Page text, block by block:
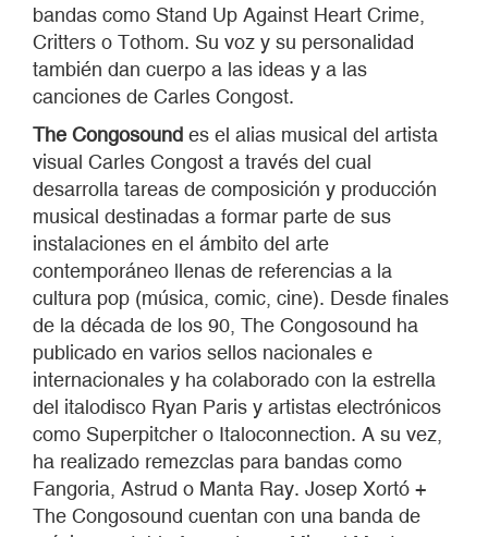
bandas como Stand Up Against Heart Crime,
Critters o Tothom. Su voz y su personalidad
también dan cuerpo a las ideas y a las
canciones de Carles Congost.
The Congosound es el alias musical del artista
visual Carles Congost a través del cual
desarrolla tareas de composición y producción
musical destinadas a formar parte de sus
instalaciones en el ámbito del arte
contemporáneo llenas de referencias a la
cultura pop (música, comic, cine). Desde finales
de la década de los 90, The Congosound ha
publicado en varios sellos nacionales e
internacionales y ha colaborado con la estrella
del italodisco Ryan Paris y artistas electrónicos
como Superpitcher o Italoconnection. A su vez,
ha realizado remezclas para bandas como
Fangoria, Astrud o Manta Ray. Josep Xortó +
The Congosound cuentan con una banda de